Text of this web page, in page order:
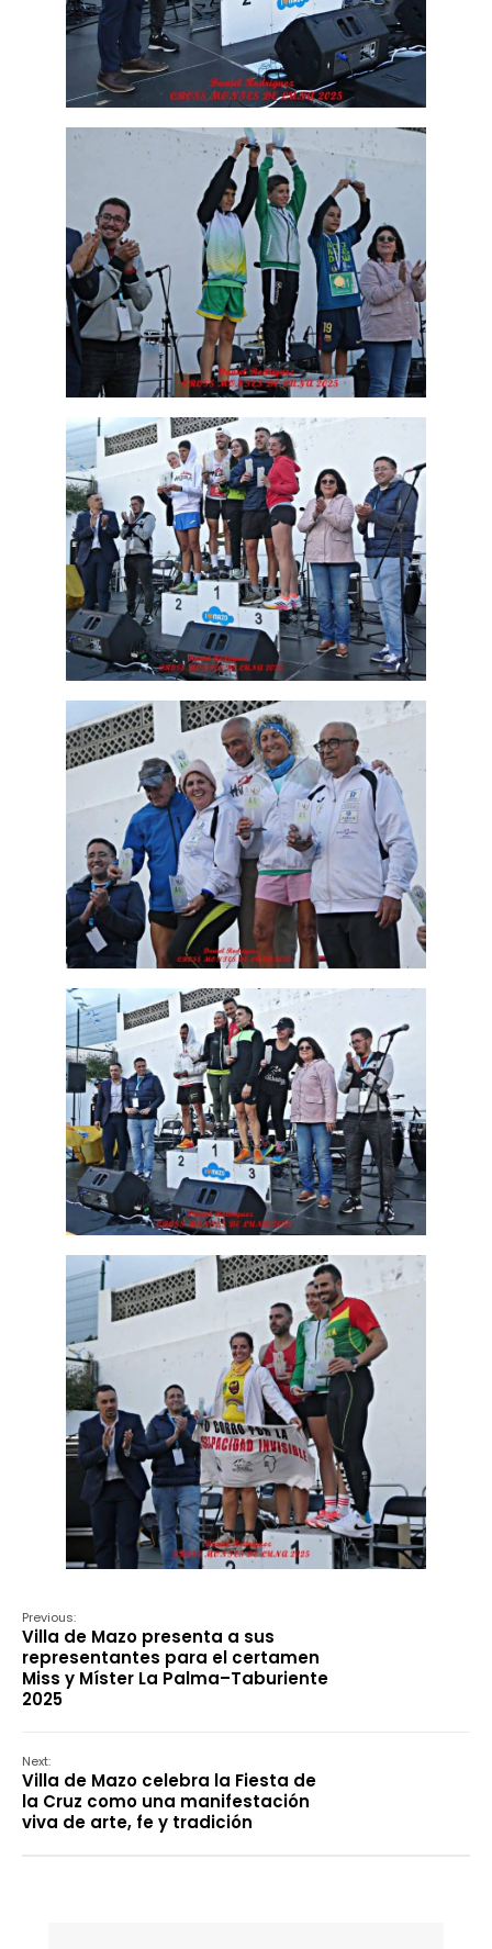
Previous:
Villa de Mazo presenta a sus
representantes para el certamen
Miss y Míster La Palma–Taburiente
2025
Next:
Villa de Mazo celebra la Fiesta de
la Cruz como una manifestación
viva de arte, fe y tradición